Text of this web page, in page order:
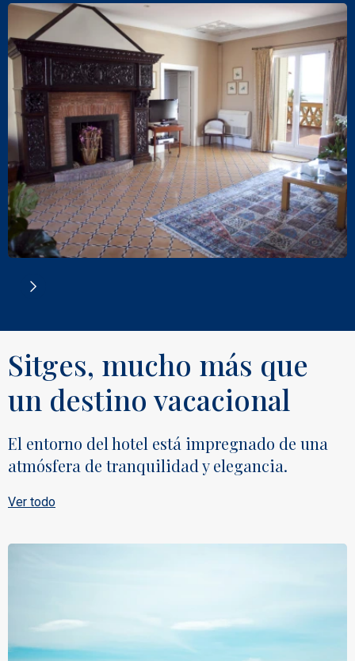
Sitges, mucho más que
un destino vacacional
El entorno del hotel está impregnado de una
atmósfera de tranquilidad y elegancia.
Ver todo